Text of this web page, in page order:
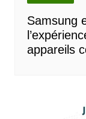
Samsung
appareils